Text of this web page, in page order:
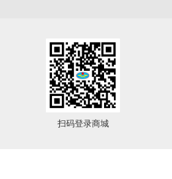
扫码登录商城